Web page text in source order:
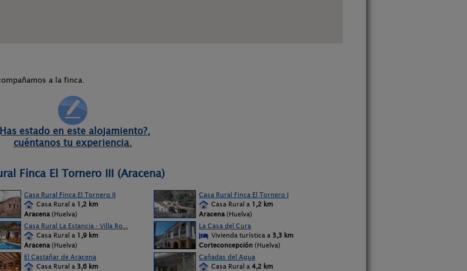
a la finca.
estado en este alojamiento?,
cuéntanos tu experiencia.
Finca El Tornero III (Aracena)
Casa Rural Finca El Tornero II
Casa Rural a 1,2 km
Aracena (Huelva)
Casa Rural Finca El Tornero I
Casa Rural a 1,2 km
Aracena (Huelva)
Casa Rural La Estancia - Villa Ro...
Casa Rural a 1,9 km
Aracena (Huelva)
La Casa del Cura
Vivienda turística a 3,3 km
Corteconcepción (Huelva)
El Castañar de Aracena
Casa Rural a 3,6 km
Cañadas del Agua
Casa Rural a 4,2 km